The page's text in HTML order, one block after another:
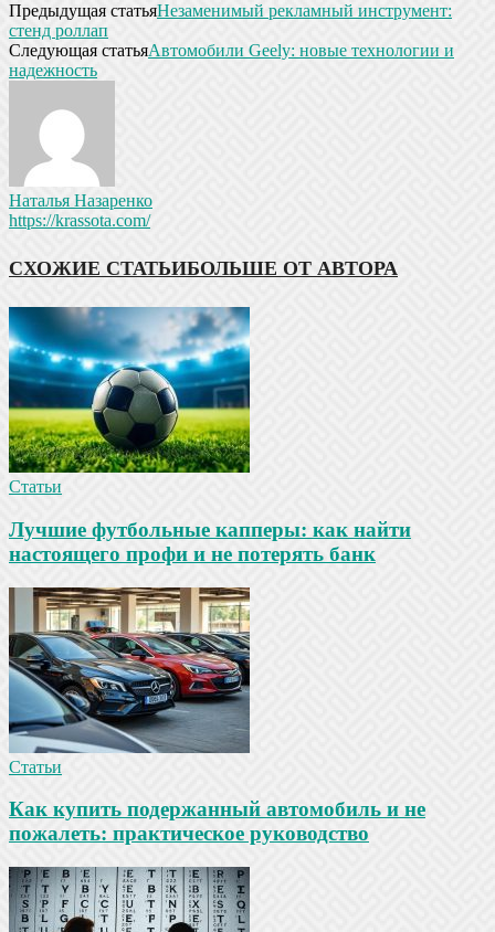
Предыдущая статьяНезаменимый рекламный инструмент:
стенд роллап
Следующая статьяАвтомобили Geely: новые технологии и
надежность
Наталья Назаренко
https://krassota.com/
СХОЖИЕ СТАТЬИБОЛЬШЕ ОТ АВТОРА
Статьи
Лучшие футбольные капперы: как найти
настоящего профи и не потерять банк
Статьи
Как купить подержанный автомобиль и не
пожалеть: практическое руководство